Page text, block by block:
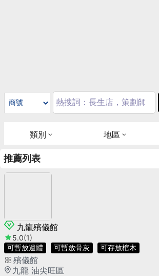
類別 地區
推薦列表
九龍殯儀館
5.0(1)
可暫放遺體
可暫放骨灰 可存放棺木
殯儀館
九龍 油尖旺區